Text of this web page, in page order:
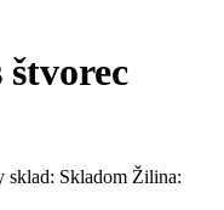
sklad: Skladom Žilina: